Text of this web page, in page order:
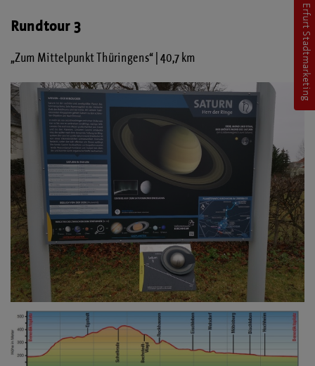
Rundtour 3
„Zum Mittelpunkt Thüringens“ | 40,7 km Erfurt Stadtmarketing